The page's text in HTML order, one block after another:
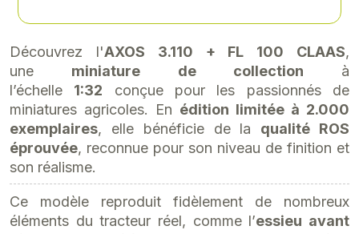
Découvrez l'AXOS 3.110 + FL 100 CLAAS,
une miniature de collection à
l’échelle 1:32 conçue pour les passionnés de
miniatures agricoles. En édition limitée à 2.000
exemplaires, elle bénéficie de la qualité ROS
éprouvée, reconnue pour son niveau de finition et
son réalisme.
Ce modèle reproduit fidèlement de nombreux
éléments du tracteur réel, comme l’essieu avant